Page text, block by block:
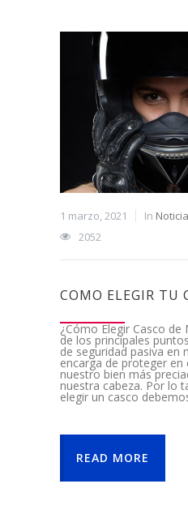
1 marzo, 2021 In
2052
COMO ELEGIR TU
¿Cómo Elegir Casco de
de los principales
de seguridad pasiva en
encarga de proteger en
nuestro bien más
nuestra cabeza. Por lo
elegir un casco
READ MORE